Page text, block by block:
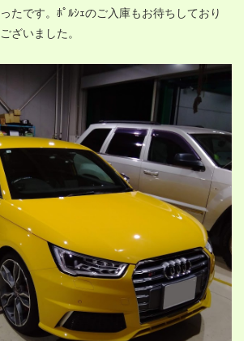
たです。ﾎﾟﾙｼｪのご入庫もお待ちしており
ざいました。